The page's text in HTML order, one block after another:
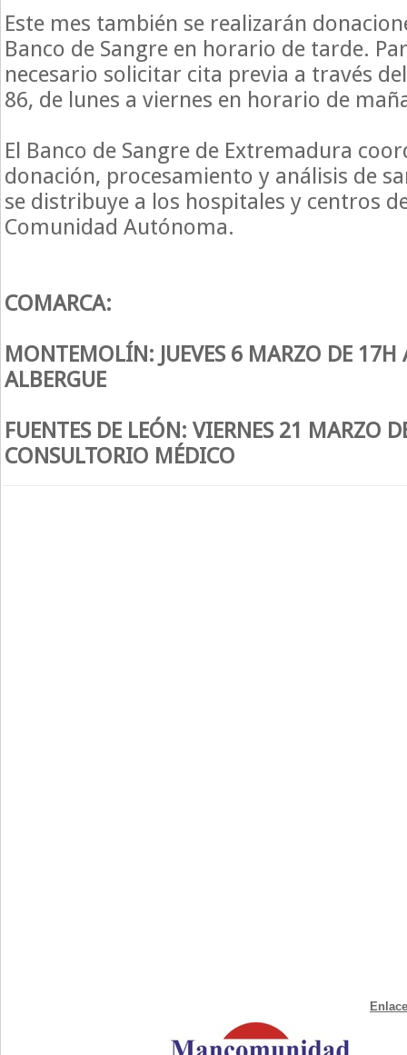
Este mes también se realizarán
Banco de Sangre en horario de tarde.
necesario solicitar cita previa a través
86, de lunes a viernes en horario de
El Banco de Sangre de Extremadura
donación, procesamiento y análisis de
se distribuye a los hospitales y centros
Comunidad Autónoma.
COMARCA:
MONTEMOLÍN: JUEVES 6 MARZO DE 17H
ALBERGUE
FUENTES DE LEÓN: VIERNES 21 MARZO
CONSULTORIO MÉDICO